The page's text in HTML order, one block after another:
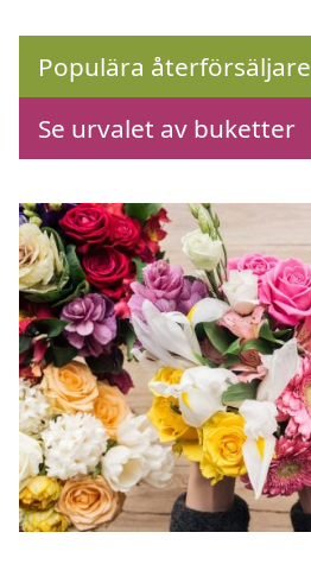
Populära återförsäljare
Se urvalet av buketter